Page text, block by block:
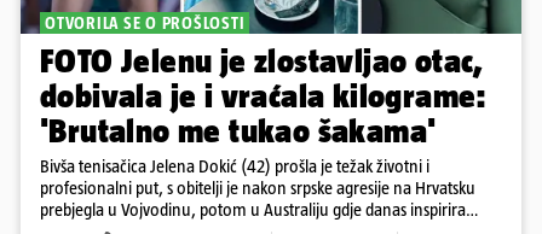
OTVORILA SE O PROŠLOSTI
FOTO Jelenu je zlostavljao otac,
dobivala je i vraćala kilograme:
'Brutalno me tukao šakama'
Bivša tenisačica Jelena Dokić (42) prošla je težak životni i
profesionalni put, s obitelji je nakon srpske agresije na Hrvatsku
prebjegla u Vojvodinu, potom u Australiju gdje danas inspirira